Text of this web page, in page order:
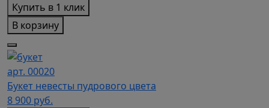
Купить в 1 клик
В корзину
арт. 00020
Букет невесты пудрового цвета
8 900 руб.